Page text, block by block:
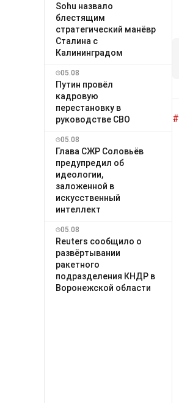
Sohu назвало
блестящим
стратегический манёвр
Сталина с
Калининградом
05.08
Путин провёл
кадровую
перестановку в
руководстве СВО
05.08
Глава СЖР Соловьёв
предупредил об
идеологии,
заложенной в
искусственный
интеллект
05.08
Reuters сообщило о
развёртывании
ракетного
подразделения КНДР в
Воронежской области
#